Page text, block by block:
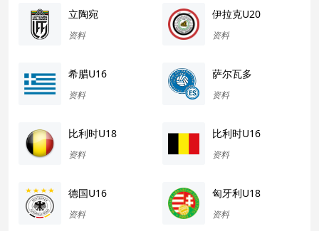
立陶宛
资料
伊拉克U20
资料
希腊U16
资料
萨尔瓦多
资料
比利时U18
资料
比利时U16
资料
德国U16
资料
匈牙利U18
资料